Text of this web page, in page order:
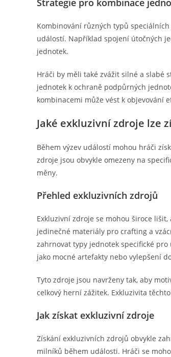
Strategie pro kombinace
Kombinování různých typů
událostí. Například spojení útočných
jednotek.
Hráči by měli také zvážit silné a slabé
jednotek k ochraně podpůrných
kombinacemi může vést k objevování
Jaké exkluzivní zdroje lze
Během výzev událostí mohou hráči
zdroje jsou obvykle omezeny na
měny.
Přehled exkluzivních zdrojů
Exkluzivní zdroje se mohou široce
jedinečné materiály pro crafting a
zahrnovat typy jednotek specifické
jako mocné artefakty nebo vylepšení
Tyto zdroje jsou navrženy tak, aby
celkový herní zážitek. Exkluzivita
Jak získat exkluzivní zdroje
Získání exkluzivních zdrojů obvykle
milníků během události. Hráči se